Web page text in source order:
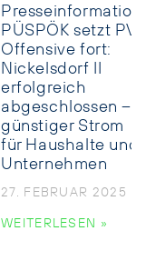
Presseinformation:
PÜSPÖK setzt PV-
Offensive fort:
Nickelsdorf II
erfolgreich
abgeschlossen –
günstiger Strom
für Haushalte und
Unternehmen
27. FEBRUAR 2025
WEITERLESEN »